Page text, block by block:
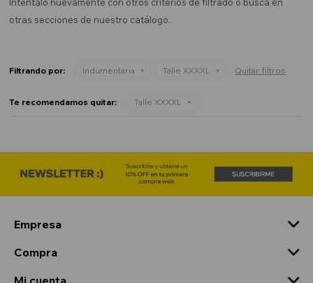
Inténtalo nuevamente con otros criterios de filtrado o busca en
otras secciones de nuestro catálogo.
Filtrando por: Indumentaria Talle XXXXL Quitar filtros
Te recomendamos quitar: Talle XXXXL
Empresa
Compra